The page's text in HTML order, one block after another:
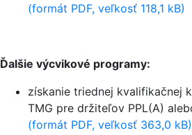
(formát PDF, veľkosť 118,1 kB)
Ďalšie výcvikové programy:
získanie triednej kvalifikačnej
TMG pre držiteľov PPL(A)
(formát PDF, veľkosť 363,0 kB)